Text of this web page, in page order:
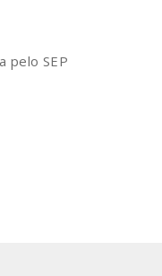
pelo SEP